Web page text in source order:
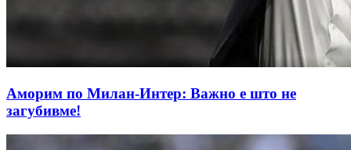
Аморим по Милан-Интер: Важно е што не
загубивме!